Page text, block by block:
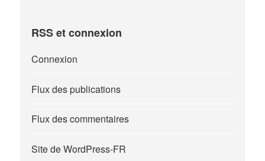
RSS et connexion
Connexion
Flux des publications
Flux des commentaires
Site de WordPress-FR